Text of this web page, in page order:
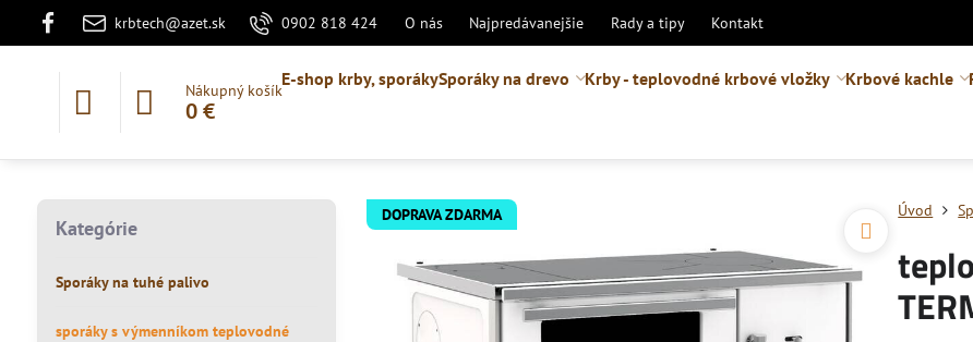
krbtech@azet.sk 0902 818 424 O nás Najpredávanejšie Rady a tipy Kontakt
Nákupný košík
0 €
E-shop krby, sporákySporáky na drevo Krby - teplovodné krbové vložky Krbové kachle
DOPRAVA ZDARMA Úvod
Kategórie
Sporáky na tuhé palivo
sporáky s výmenníkom teplovodné